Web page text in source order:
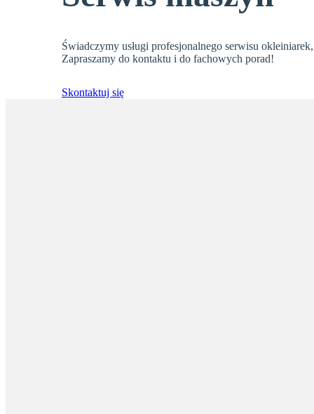
Świadczymy usługi profesjonalnego serwisu
Zapraszamy do kontaktu i do fachowych porad!
Skontaktuj się